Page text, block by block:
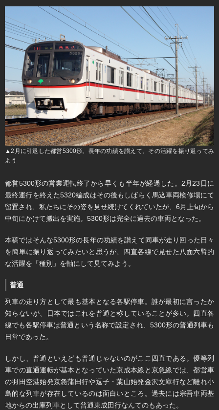
▲2月に引退した都営5300形。長年の功績を讃えて、その活躍を振り返ってみ
よう
都営5300形の営業運転終了から早くも半年が経過した。2月23日に
最終運行を終えた5320編成はその後もしばらく馬込車両検修場にて
留置され、私たちにその姿を見せ続けてくれていたが、6月上旬から
中旬にかけて搬出を実施。5300形は完全に過去の車両となった。
本稿ではそんな5300形の長年の功績を讃えて同車が走り回った日々
を簡単に振り返ってみたいと思うが、四直各線で見せた八面六臂的
な活躍を「種別」を軸にして見てみよう。
普通
列車の走り方として最も基本となる各駅停車。誰が最初に言ったか
知らないが、日本ではこれを普通と称していることが多い。四直各
線でも各駅停車は普通という名称で設定され、5300形の普通列車も
日常であった。
しかし、普通といえども普通じゃないのがここ四直である。優等列
車での直通運転が基本となっていた京成本線と京急線では、都営車
の羽田空港始発京急蒲田行や逗子・葉山始発金沢文庫行など離れ小
島的な列車が存在しているのは面白いところ。過去には宗吾車両基
地からの出庫列車として普通東成田行なんてのもあった。